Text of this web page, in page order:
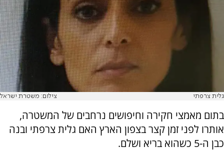
גלית צרפתי צילום: משטרת ישראל
בתום מאמצי חקירה וחיפושים נרחבים של המשטרה,
אותרו לפני זמן קצר בצפון הארץ האם גלית צרפתי ובנה
כבן ה-5 כשהוא בריא ושלם.